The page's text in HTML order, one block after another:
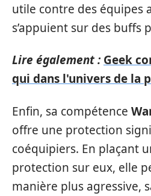
utile contre des équipes
s’appuient sur des buffs
Lire également : Geek
qui dans l'univers de la
Enfin, sa compétence
offre une protection
coéquipiers. En plaçant
protection sur eux, elle
manière plus agressive,